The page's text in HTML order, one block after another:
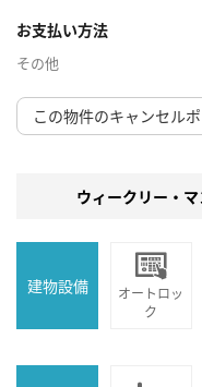
お支払い方法
その他
この物件のキャンセル
ウィークリー・
建物設備
オートロッ
ク